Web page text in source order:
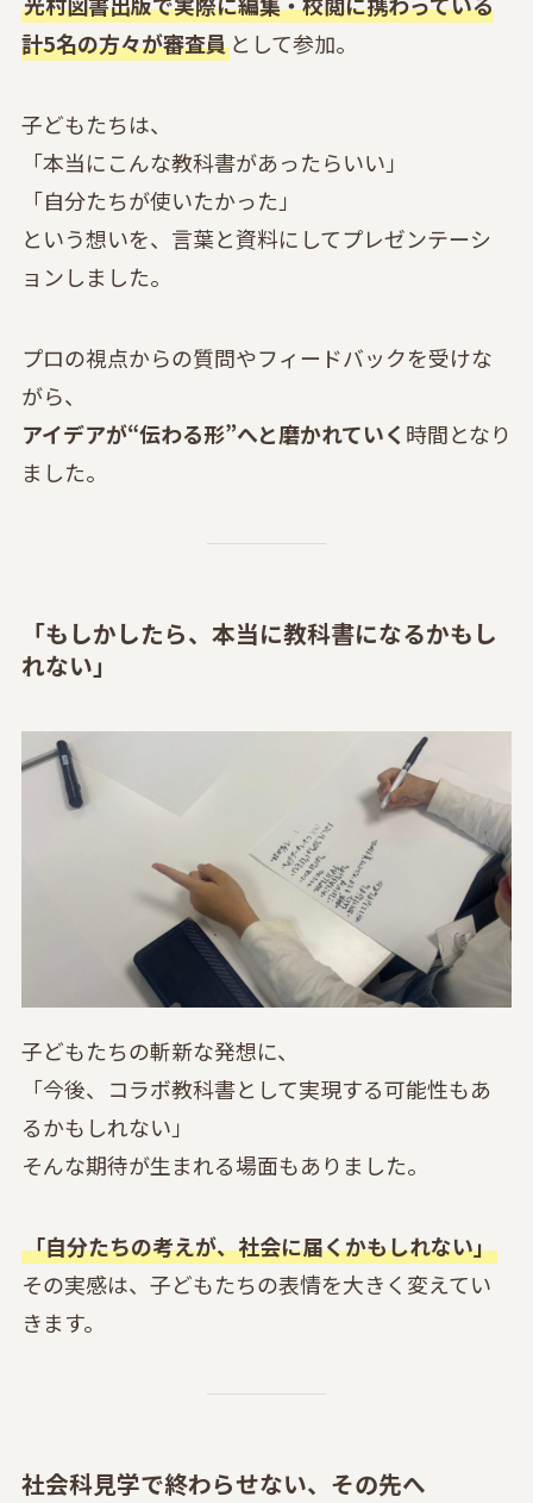
計5名の方々が審査員として参加。
子どもたちは、
「本当にこんな教科書があったらいい」
「自分たちが使いたかった」
という想いを、言葉と資料にしてプレゼンテーシ
ョンしました。
プロの視点からの質問やフィードバックを受けな
がら、
アイデアが“伝わる形”へと磨かれていく 時間となり
ました。
「もしかしたら、本当に教科書になるかもし
れない」
子どもたちの斬新な発想に、
「今後、コラボ教科書として実現する可能性もあ
るかもしれない」
そんな期待が生まれる場面もありました。
「自分たちの考えが、社会に届くかもしれない」
その実感は、子どもたちの表情を大きく変えてい
きます。
社会科見学で終わらせない、その先へ